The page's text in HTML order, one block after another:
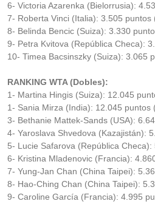
6- Victoria Azarenka (Bielorrusia):
7- Roberta Vinci (Italia): 3.505 puntos
8- Belinda Bencic (Suiza): 3.330
9- Petra Kvitova (República Checa):
10- Timea Bacsinszky (Suiza): 3.065
RANKING WTA (Dobles):
1- Martina Hingis (Suiza): 12.045
1- Sania Mirza (India): 12.045 puntos
3- Bethanie Mattek-Sands (USA):
4- Yaroslava Shvedova (Kazajistán):
5- Lucie Safarova (República Checa):
6- Kristina Mladenovic (Francia):
7- Yung-Jan Chan (China Taipei):
8- Hao-Ching Chan (China Taipei):
9- Caroline García (Francia): 4.995